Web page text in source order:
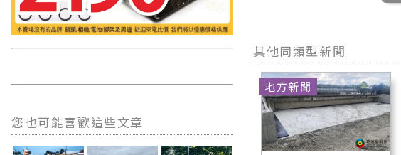
您也可能喜歡這些文章
其他同類型新聞
地方新聞